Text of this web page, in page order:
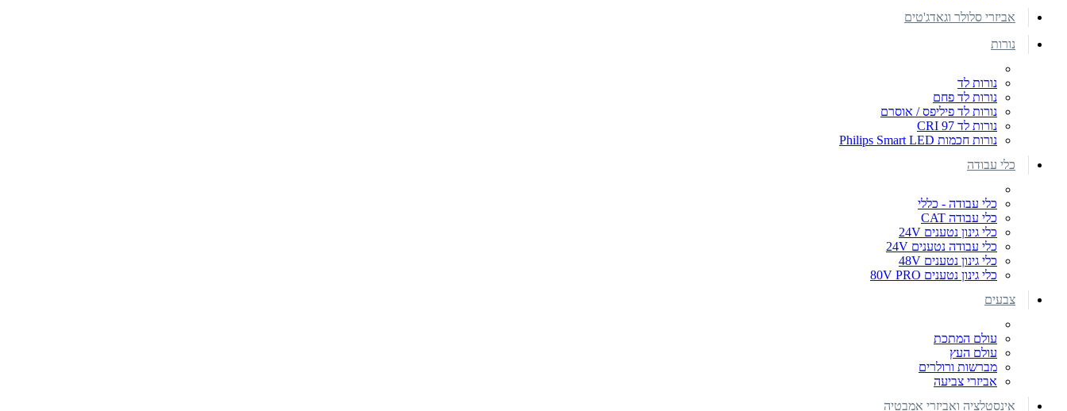
אביזרי סלולר וגאדג'טים
נורות
נורות לד
נורות לד פחם
נורות לד פיליפס / אוסרם
נורות לד CRI 97
נורות חכמות Philips Smart LED
כלי עבודה
כלי עבודה - כללי
כלי עבודה CAT
כלי גינון נטענים 24V
כלי עבודה נטענים 24V
כלי גינון נטענים 48V
כלי גינון נטענים 80V PRO
צבעים
עולם המתכת
עולם העץ
מברשות ורולרים
אביזרי צביעה
אינסטלציה ואביזרי אמבטיה